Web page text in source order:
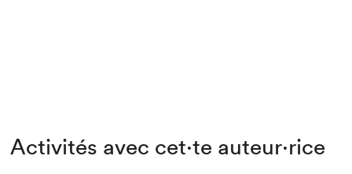
Activités avec cet·te auteur·rice